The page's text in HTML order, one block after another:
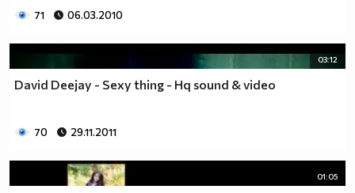
71 06.03.2010
03:12
David Deejay - Sexy thing - Hq sound & video
70 29.11.2011
01:05